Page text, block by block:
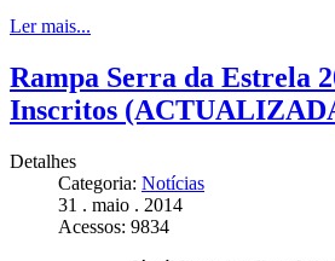
Ler mais...
Rampa Serra da Estrela
Inscritos
Detalhes
Categoria: Notícias
31 . maio . 2014
Acessos: 9834